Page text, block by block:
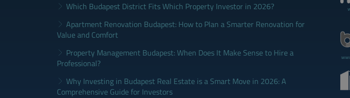
Which Budapest District Fits Which Property Investor in 2026?
Apartment Renovation Budapest: How to Plan a Smarter Renovation for
Value and Comfort
Property Management Budapest: When Does It Make Sense to Hire a
Professional?
Why Investing in Budapest Real Estate is a Smart Move in 2026: A
Comprehensive Guide for Investors